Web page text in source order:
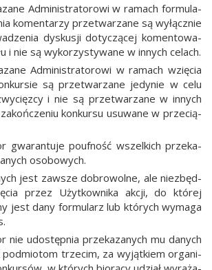
Admi­ni­stra­to­ro­wi w ramach for­mu­la­
komen­ta­rzy prze­twa­rza­ne są wyłącz­nie
dys­ku­sji doty­czą­cej komen­to­wa­
i nie są wyko­rzy­sty­wa­ne w innych celach.
Admi­ni­stra­to­ro­wi w ramach wzię­cia
są prze­twa­rza­ne jedy­nie w celu
i nie są prze­twa­rza­ne w innych
kon­kur­su usu­wa­ne w prze­cią­
gwa­ran­tu­je pouf­ność wszel­kich prze­ka­
osobowych.
jest zawsze dobro­wol­ne, ale nie­zbęd­
przez Użyt­kow­ni­ka akcji, do któ­rej
jest dany for­mu­larz lub któ­rych wyma­ga
nie udo­stęp­nia prze­ka­za­nych mu danych
pod­mio­tom trze­cim, za wyjąt­kiem orga­ni­